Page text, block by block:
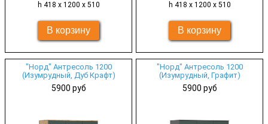
h 418 х 1200 х 510 h 418 х 1200 х 510
"Норд" Антресоль 1200
(Изумрудный, Дуб Крафт)
5900 руб
"Норд" Антресоль 1200
(Изумрудный, Графит)
5900 руб